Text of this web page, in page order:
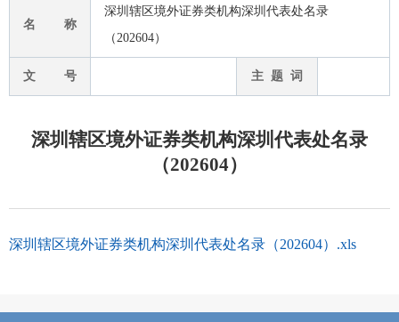
名 称
深圳辖区境外证券类机构深圳代表处名录
（202604）
文 号 主 题 词
深圳辖区境外证券类机构深圳代表处名录
（202604）
深圳辖区境外证券类机构深圳代表处名录（202604）.xls